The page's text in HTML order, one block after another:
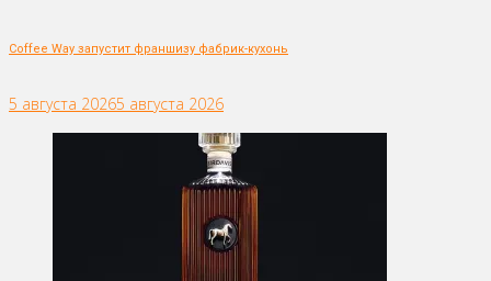
Coffee Way запустит франшизу фабрик-кухонь
5 августа 20265 августа 2026